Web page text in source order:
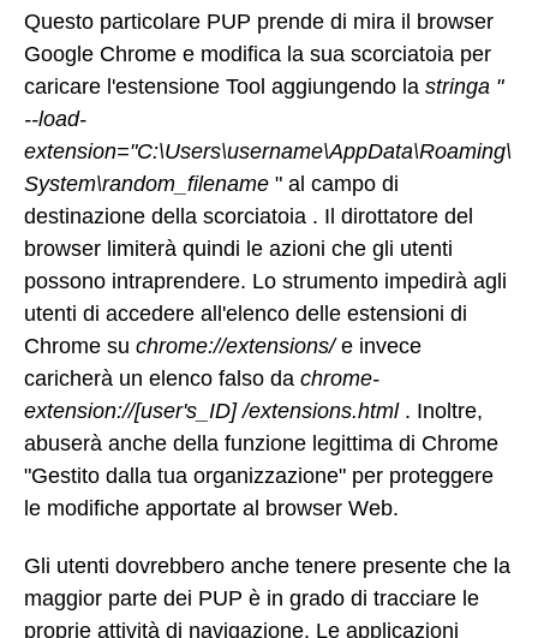
Questo particolare PUP prende di mira il browser
Google Chrome e modifica la sua scorciatoia per
caricare l'estensione Tool aggiungendo la stringa "
--load-
extension="C:\Users\username\AppData\Roaming\
System\random_filename " al campo di
destinazione della scorciatoia . Il dirottatore del
browser limiterà quindi le azioni che gli utenti
possono intraprendere. Lo strumento impedirà agli
utenti di accedere all'elenco delle estensioni di
Chrome su chrome://extensions/e invece
caricherà un elenco falso da chrome-
extension://[user's_ID] /extensions.html. Inoltre,
abuserà anche della funzione legittima di Chrome
"Gestito dalla tua organizzazione" per proteggere
le modifiche apportate al browser Web.
Gli utenti dovrebbero anche tenere presente che la
maggior parte dei PUP è in grado di tracciare le
proprie attività di navigazione. Le applicazioni